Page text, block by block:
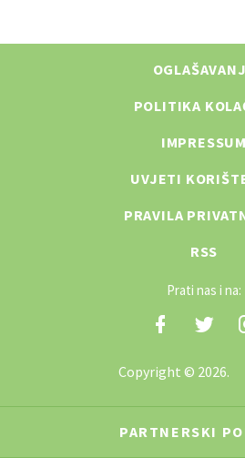
POLITIKA
IMPRESSUM
UVJETI
PRAVILA
RSS
Prati nas i na:
Copyright © 2026.
PARTNERSKI